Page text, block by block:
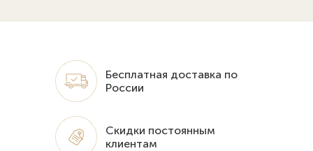
Бесплатная доставка по
России
Скидки постоянным
клиентам